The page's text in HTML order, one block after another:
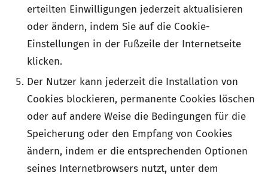
erteilten Einwilligungen jederzeit aktualisieren
oder ändern, indem Sie auf die Cookie-
Einstellungen in der Fußzeile der Internetseite
klicken.
Der Nutzer kann jederzeit die Installation von
Cookies blockieren, permanente Cookies löschen
oder auf andere Weise die Bedingungen für die
Speicherung oder den Empfang von Cookies
ändern, indem er die entsprechenden Optionen
seines Internetbrowsers nutzt, unter dem